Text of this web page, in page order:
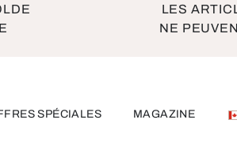
LES
NE
SPÉCIALES MAGAZINE